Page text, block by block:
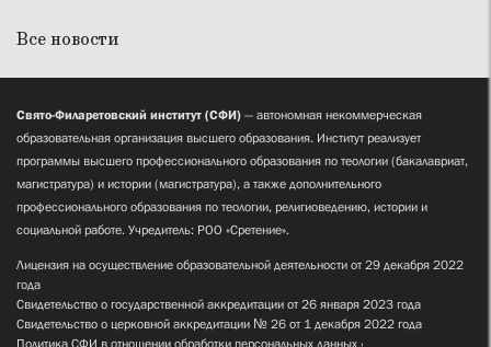
Все новости
Свято-Филаретовский институт (СФИ) — автономная некоммерческая
образовательная организация высшего образования. Институт реализует
программы высшего профессионального образования по теологии (бакалавриат,
магистратура) и истории (магистратура), а также дополнительного
профессионального образования по теологии, религиоведению, истории и
социальной работе. Учредитель: РОО «Сретение».
Лицензия на осуществление образовательной деятельности от 29 декабря 2022
года
Свидетельство о государственной аккредитации от 26 января 2023 года
Свидетельство о церковной аккредитации № 26 от 1 декабря 2022 года
Политика СФИ в отношении обработки персональных данных